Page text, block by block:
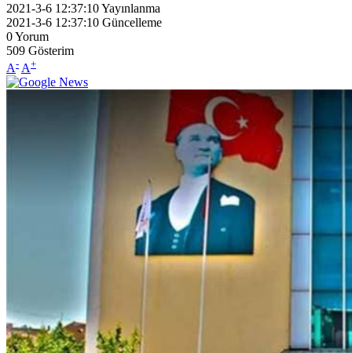
2021-3-6 12:37:10Yayınlanma
2021-3-6 12:37:10 Güncelleme
0Yorum
509 Gösterim
A- A+